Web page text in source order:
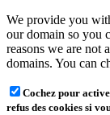
We provide you
our domain so you
reasons we are not
domains. You can
Cochez pour
refus des cookies si